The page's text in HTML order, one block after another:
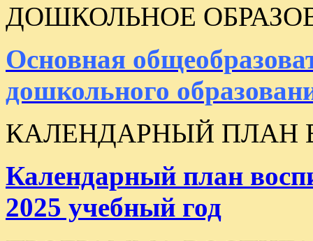
ДОШКОЛЬНОЕ
Основная
дошкольного
КАЛЕНДАРНЫЙ ПЛАН
Календарный план
2025 учебный год